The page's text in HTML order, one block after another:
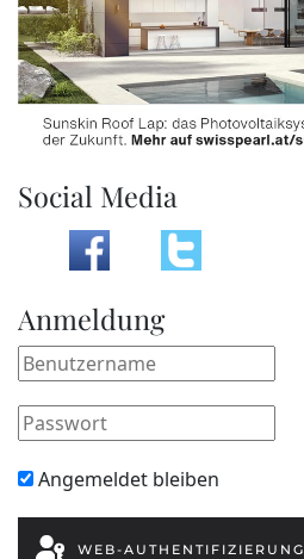
Social Media
Anmeldung
Angemeldet bleiben
WEB-AUTHENTIFIZIERUNG